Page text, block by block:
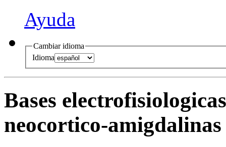
Ayuda
Cambiar idioma
Idioma
Bases
neocortico-amigdalinas